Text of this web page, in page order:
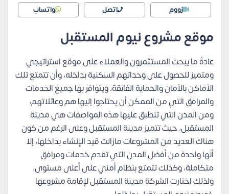
زووم اتصل واتساب
موقع مشروع نيوم المستقبل
عادةً ما يبحث المستثمرون والعملاء على موقع استراتيجي
ومتميز للحصول على وحداتهم السكنية بداخله، وأن تتمتع تلك
الأماكن بالأمان والحماية الفائقة، ويتوافر بها جميع الخدمات
والمرافق التي من الممكن أن يحتاجوا إليها هم وعائلاتهم،
ومن المدن التي تنطبق عليها هذه المواصفات هي مدينة
المستقبل،حيث تتميز مدينة المستقبل وعلى الرغم من كون
هناك العديد من المشروعات مازالت قيد الإنشاء بداخلها، إلا
أنها واحدة من أفضل المدن التي تقدم خدمات ومرافق
متكاملة، وكذلك تتمتع بنظام أمني على أعلى مستوى،
ولذلك اختارت الشركة مدينة المستقبل لإقامة مشروعها